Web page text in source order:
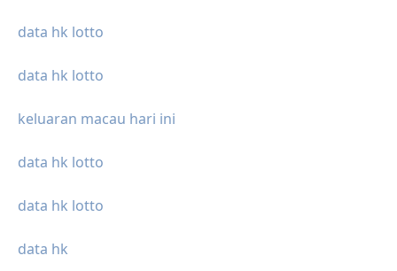
data hk lotto
data hk lotto
keluaran macau hari ini
data hk lotto
data hk lotto
data hk